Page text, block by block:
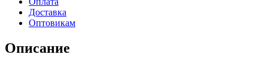
Smart
комплекте
лазерный
нивелир,
Доставка
Оптовикам
Описание